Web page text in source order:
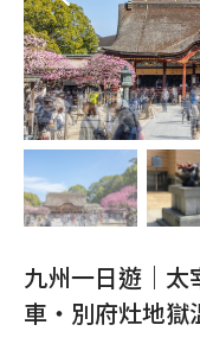
九州一日遊｜太
車・別府灶地獄